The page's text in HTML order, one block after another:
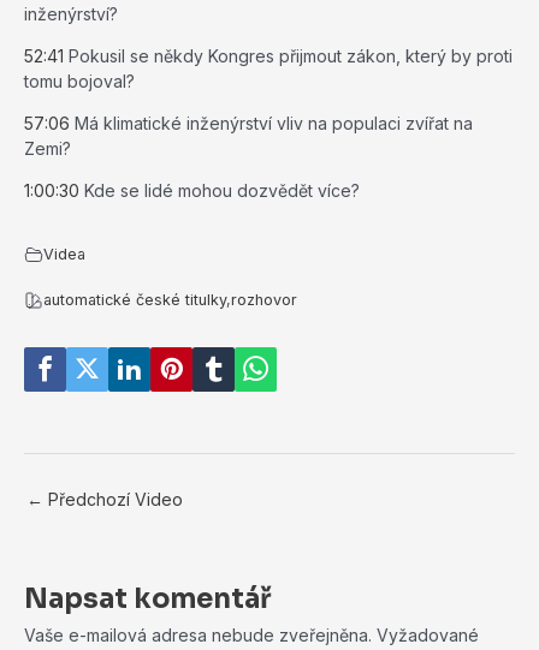
inženýrství?
52:41 Pokusil se někdy Kongres přijmout zákon, který by proti
tomu bojoval?
57:06 Má klimatické inženýrství vliv na populaci zvířat na
Zemi?
1:00:30 Kde se lidé mohou dozvědět více?
Videa
automatické české titulky,rozhovor
← Předchozí Video
Napsat komentář
Vaše e-mailová adresa nebude zveřejněna. Vyžadované